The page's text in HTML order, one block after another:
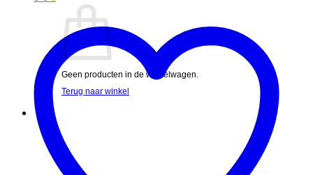
Geen producten in de winkelwagen.
Terug naar winkel